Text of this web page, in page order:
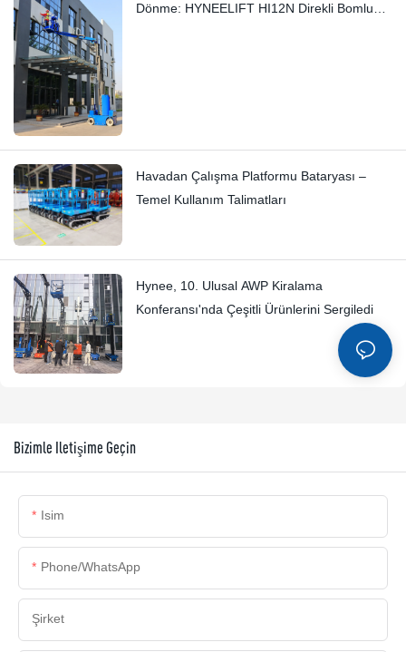
Dönme: HYNEELIFT HI12N Direkli Bomlu
Havadan Çalışma Platformu Bataryası –
Temel Kullanım Talimatları
Hynee, 10. Ulusal AWP Kiralama
Konferansı'nda Çeşitli Ürünlerini Sergiledi
Bizimle Iletişime Geçin
Isim
Phone/whatsApp
Şirket